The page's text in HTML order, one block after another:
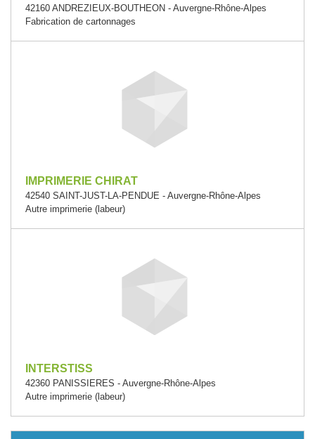
42160 ANDREZIEUX-BOUTHEON - Auvergne-Rhône-Alpes
Fabrication de cartonnages
IMPRIMERIE CHIRAT
42540 SAINT-JUST-LA-PENDUE - Auvergne-Rhône-Alpes
Autre imprimerie (labeur)
INTERSTISS
42360 PANISSIERES - Auvergne-Rhône-Alpes
Autre imprimerie (labeur)